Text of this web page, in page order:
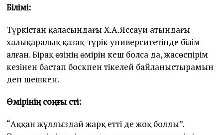
Білімі:
Түркістан қаласындағы Х.А.Яссауи атындағы
халықаралық қазақ-түрік университетінде білім
алған. Бірақ өзінің өмірін кеш болса да, жасөспірім
кезінен бастап боскпен тікелей байланыстырамын
деп шешкен.
Өмірініңсоңғы сәті:
“Аққан жұлдыздай жарқ етті де жоқ болды”.